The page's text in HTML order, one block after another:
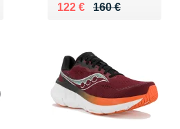
160 €
Au lieu de 160 €
122 €
Vendu 122 €